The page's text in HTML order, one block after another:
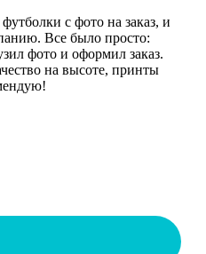
с фото на заказ, и
Все было просто:
фото и оформил заказ.
на высоте, принты